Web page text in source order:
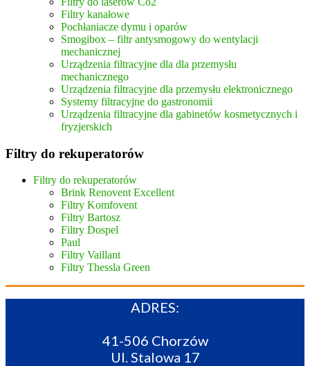
Filtry kanałowe
Pochłaniacze dymu i oparów
Smogibox – filtr antysmogowy do wentylacji
mechanicznej
Urządzenia filtracyjne dla dla przemysłu
mechanicznego
Urządzenia filtracyjne dla przemysłu elektronicznego
Systemy filtracyjne do gastronomii
Urządzenia filtracyjne dla gabinetów kosmetycznych i
fryzjerskich
Filtry do rekuperatorów
Filtry do rekuperatorów
Brink Renovent Excellent
Filtry Komfovent
Filtry Bartosz
Filtry Dospel
Paul
Filtry Vaillant
Filtry Thessla Green
ADRES:
41-506 Chorzów
Ul. Stalowa 17